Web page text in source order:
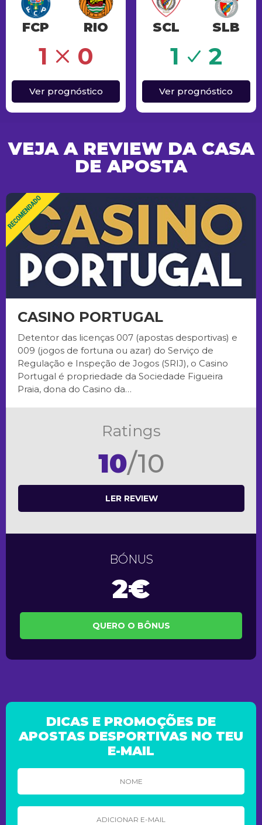
FCP RIO
1 0
Ver prognóstico
SCL SLB
1
Sucesso 2
Ver prognóstico
VEJA A REVIEW DA CASA
DE APOSTA
CASINO PORTUGAL
Detentor das licenças 007 (apostas desportivas) e
009 (jogos de fortuna ou azar) do Serviço de
Regulação e Inspeção de Jogos (SRIJ), o Casino
Portugal é propriedade da Sociedade Figueira
Praia, dona do Casino da…
Ratings
10/10
LER REVIEW
BÓNUS
2€
QUERO O BÔNUS
DICAS E PROMOÇÕES DE
APOSTAS DESPORTIVAS NO TEU
E-MAIL